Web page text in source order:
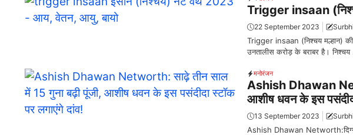
Trigger insaan
22 September 2023
Trigger insaan (निश्चय मल्हान)
उनतालीस करोड़ के बराबर है। निश्चय
मनोरंजन
Ashish Dhawan
आशीष धवन के इस
13 September 2023
Ashish Dhawan